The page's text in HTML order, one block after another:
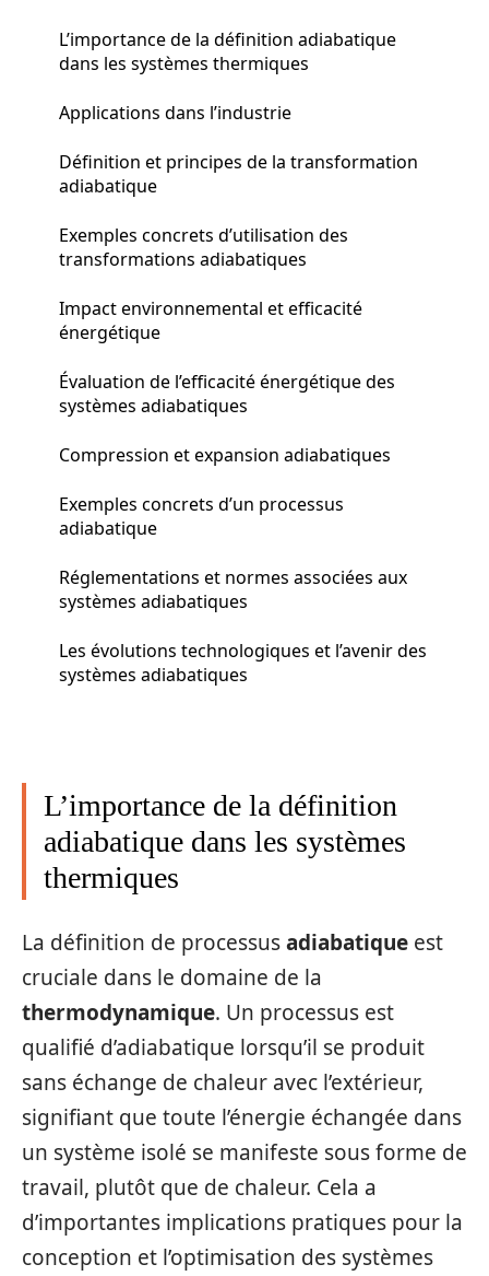
L’importance de la définition adiabatique
dans les systèmes thermiques
Applications dans l’industrie
Définition et principes de la transformation
adiabatique
Exemples concrets d’utilisation des
transformations adiabatiques
Impact environnemental et efficacité
énergétique
Évaluation de l’efficacité énergétique des
systèmes adiabatiques
Compression et expansion adiabatiques
Exemples concrets d’un processus
adiabatique
Réglementations et normes associées aux
systèmes adiabatiques
Les évolutions technologiques et l’avenir des
systèmes adiabatiques
L’importance de la définition
adiabatique dans les systèmes
thermiques
La définition de processusadiabatique est
cruciale dans le domaine de la
thermodynamique. Un processus est
qualifié d’adiabatique lorsqu’il se produit
sans échange de chaleur avec l’extérieur,
signifiant que toute l’énergie échangée dans
un système isolé se manifeste sous forme de
travail, plutôt que de chaleur. Cela a
d’importantes implications pratiques pour la
conception et l’optimisation des systèmes